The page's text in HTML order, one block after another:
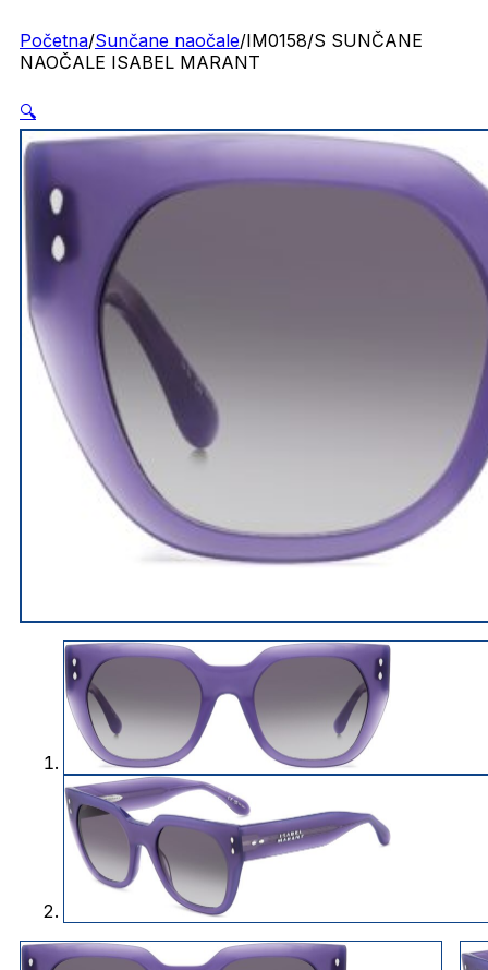
Početna/Sunčane naočale/IM0158/S SUNČANE
NAOČALE ISABEL MARANT
🔍